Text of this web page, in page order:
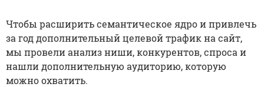
Чтобы расширить семантическое ядро и привлечь
за год дополнительный целевой трафик на сайт,
мы провели анализ ниши, конкурентов, спроса и
нашли дополнительную аудиторию, которую
можно охватить.